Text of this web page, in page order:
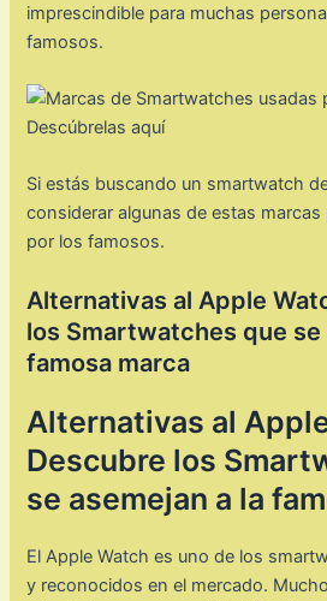
imprescindible para muchas
famosos.
Si estás buscando un smartwatch
considerar algunas de estas marcas
por los famosos.
Alternativas al Apple
los Smartwatches que se
famosa marca
Alternativas al
Descubre los
se asemejan a la
El Apple Watch es uno de los
y reconocidos en el mercado.